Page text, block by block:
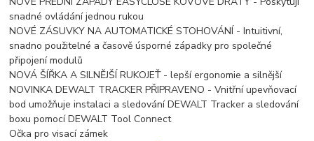
snadné ovládání jednou rukou
NOVÉ ZÁSUVKY NA AUTOMATICKÉ STOHOVÁNÍ - Intuitivní,
snadno použitelné a časově úsporné západky pro společné
připojení modulů
NOVÁ ŠÍŘKA A SILNĚJŠÍ RUKOJEŤ - lepší ergonomie a silnější
NOVINKA DEWALT TRACKER PŘIPRAVENO - Vnitřní upevňovací
bod umožňuje instalaci a sledování DEWALT Tracker a sledování
boxu pomocí DEWALT Tool Connect
Očka pro visací zámek